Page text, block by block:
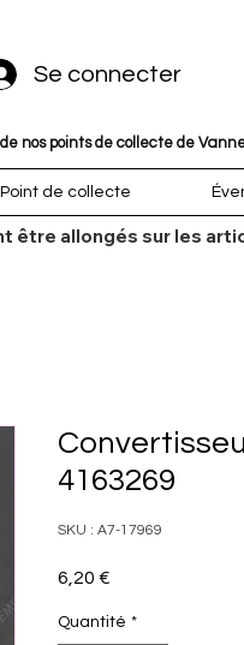
Se connecter
nos points de collecte de
Point de collecte
allongés sur les
4163269
SKU : A7-17969
6,20 €
Quantité *